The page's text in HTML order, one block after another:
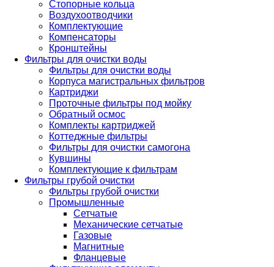
Стопорные кольца
Воздухоотводчики
Комплектующие
Компенсаторы
Кронштейны
Фильтры для очистки воды
Фильтры для очистки воды
Корпуса магистральных фильтров
Картриджи
Проточные фильтры под мойку
Обратный осмос
Комплекты картриджей
Коттеджные фильтры
Фильтры для очистки самогона
Кувшины
Комплектующие к фильтрам
Фильтры грубой очистки
Фильтры грубой очистки
Промышленные
Сетчатые
Механические сетчатые
Газовые
Магнитные
Фланцевые